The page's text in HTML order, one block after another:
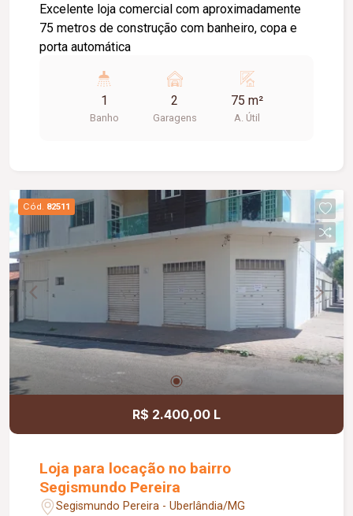
Excelente loja comercial com aproximadamente
75 metros de construção com banheiro, copa e
porta automática
1
Banho
2
Garagens
75 m²
A. Útil
Cód. 82511
R$ 2.400,00 L
Loja para locação no bairro
Segismundo Pereira
Segismundo Pereira - Uberlândia/MG